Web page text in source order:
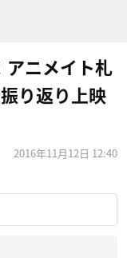
アニメイト札
り返り上映
2016年11月12日 12:40